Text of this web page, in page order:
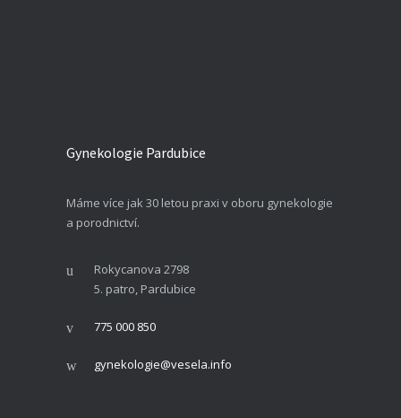
Gynekologie Pardubice
Máme více jak 30 letou praxi v oboru gynekologie
a porodnictví.
Rokycanova 2798
5. patro, Pardubice
775 000 850
gynekologie@vesela.info